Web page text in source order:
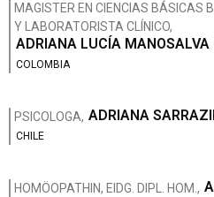
MAGISTER EN CIENCIAS BÁSICAS
Y LABORATORISTA CLÍNICO,
ADRIANA LUCÍA MANOSALVA
COLOMBIA
PSICOLOGA, ADRIANA
CHILE
HOMÖOPATHIN, EIDG. DIPL. HOM.,